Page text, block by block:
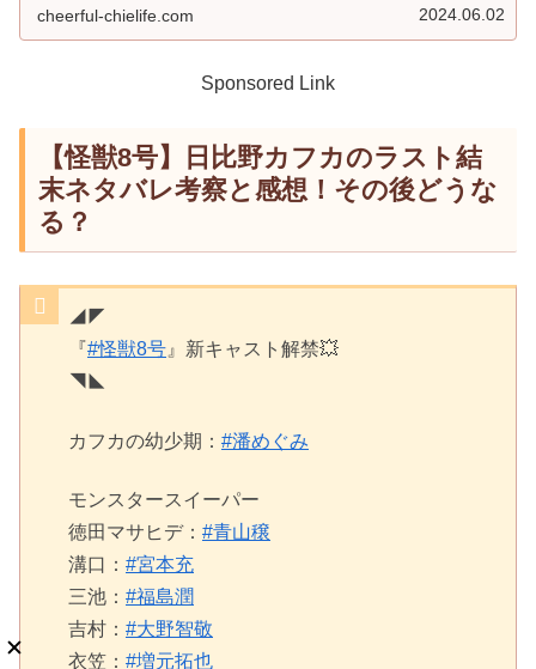
cheerful-chielife.com 2024.06.02
Sponsored Link
【怪獣8号】日比野カフカのラスト結
末ネタバレ考察と感想！その後どうな
る？
◢◤
『#怪獣8号 』新キャスト解禁💥
◥◣
カフカの幼少期： #潘めぐみ
モンスタースイーパー
徳田マサヒデ： #青山穣
溝口： #宮本充
三池： #福島潤
吉村： #大野智敬
衣笠： #増元拓也